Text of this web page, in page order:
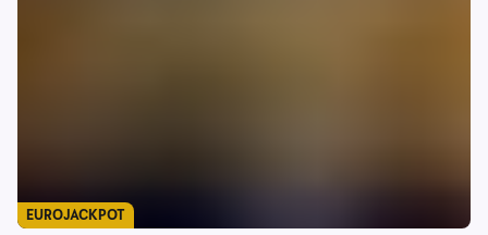
EUROJACKPOT